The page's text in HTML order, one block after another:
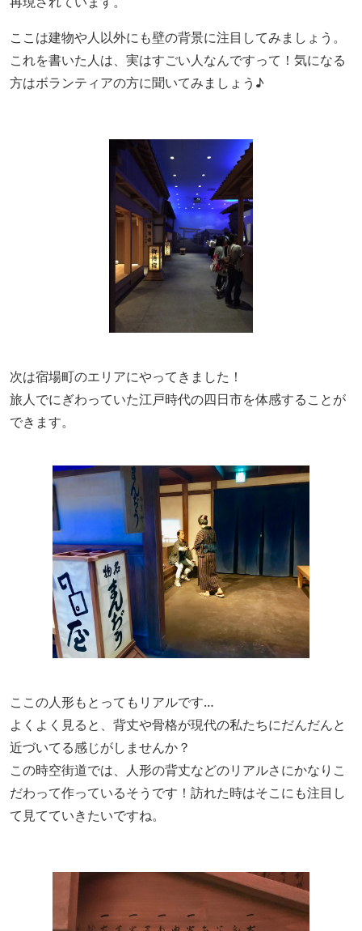
ここは建物や人以外にも壁の背景に注目してみましょう。
これを書いた人は、実はすごい人なんですって！気になる
方はボランティアの方に聞いてみましょう♪
次は宿場町のエリアにやってきました！
旅人でにぎわっていた江戸時代の四日市を体感することが
できます。
ここの人形もとってもリアルです…
よくよく見ると、背丈や骨格が現代の私たちにだんだんと
近づいてる感じがしませんか？
この時空街道では、人形の背丈などのリアルさにかなりこ
だわって作っているそうです！訪れた時はそこにも注目し
て見てていきたいですね。